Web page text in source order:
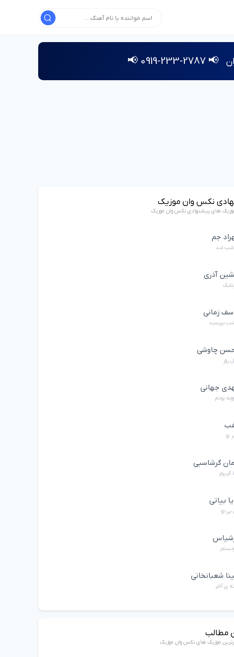
📢 2787-233-0919 📢
نکس وان موزیک
های پیشنهادی نکس وان موزیک
جم
شب شد
آذری
زمانی
شب بپرسید
چاوشی
روز
جهانی
بودم
تو
گرشاسبی
گریزم
بیاتی
بی تو
شعبانخانی
ی آخر
مطالب
موزیک های نکس وان موزیک